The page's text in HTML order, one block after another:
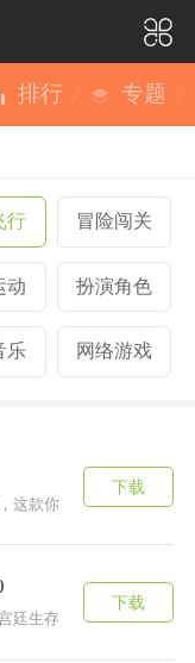
排行 专题
行 冒险闯关
动 扮演角色
乐 网络游戏
这款你比我猜游戏需要
下载
廷生存冒险游戏，受到
下载